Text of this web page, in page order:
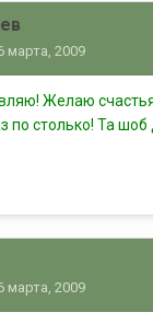
марта, 2009
Желаю
по столько! Та шоб
марта, 2009